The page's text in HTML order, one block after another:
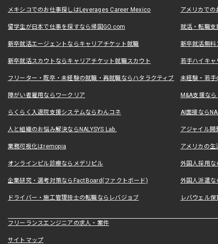
メキシコでのお仕事探しはLeverages Career Mexico アメリカで
留学生が日本で仕事を探すなら帰国GO.com 就活・転職
新卒就活エージェントならキャリアチケット就職 新卒就活無料
新卒就活スカウトならキャリアチケット就職スカウト 若手ハイキ
フリーター・既卒・未経験の就職・再就職ならハタラクティブ 未経験・若手
障がい者雇用ならワークリア M&A支援な
らくらく入退院支援システムならわんコネ AI面接なら
人と組織のお悩み解決ならNALYSYS Lab. アジャイル
業務可視化はremopia アメリカの
オンラインピル診療ならメデリピル 外国人採用
企業研究・選考対策ならFactBoard(ファクトボード) 外国人派遣な
ドライバー・施工管理技士の転職ならレバジョブ レバウェル
フリーランスエンジニアの求人・案件
サイトマップ